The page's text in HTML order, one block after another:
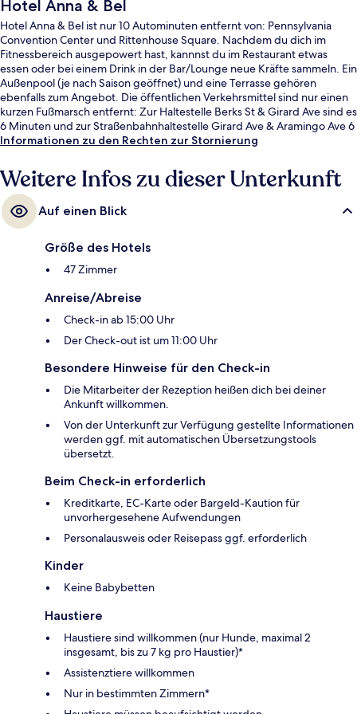
Hotel Anna & Bel
Hotel Anna & Bel ist nur 10 Autominuten entfernt von: Pennsylvania
Convention Center und Rittenhouse Square. Nachdem du dich im
Fitnessbereich ausgepowert hast, kannnst du im Restaurant etwas
essen oder bei einem Drink in der Bar/Lounge neue Kräfte sammeln. Ein
Außenpool (je nach Saison geöffnet) und eine Terrasse gehören
ebenfalls zum Angebot. Die öffentlichen Verkehrsmittel sind nur einen
kurzen Fußmarsch entfernt: Zur Haltestelle Berks St & Girard Ave sind es
6 Minuten und zur Straßenbahnhaltestelle Girard Ave & Aramingo Ave 6
Minuten.
Informationen zu den Rechten zur Stornierung
Weitere Infos zu dieser Unterkunft
Auf einen Blick
Größe des Hotels
47 Zimmer
Anreise/Abreise
Check-in ab 15:00 Uhr
Der Check-out ist um 11:00 Uhr
Besondere Hinweise für den Check-in
Die Mitarbeiter der Rezeption heißen dich bei deiner
Ankunft willkommen.
Von der Unterkunft zur Verfügung gestellte Informationen
werden ggf. mit automatischen Übersetzungstools
übersetzt.
Beim Check-in erforderlich
Kreditkarte, EC-Karte oder Bargeld-Kaution für
unvorhergesehene Aufwendungen
Personalausweis oder Reisepass ggf. erforderlich
Kinder
Keine Babybetten
Haustiere
Haustiere sind willkommen (nur Hunde, maximal 2
insgesamt, bis zu 7 kg pro Haustier)*
Assistenztiere willkommen
Nur in bestimmten Zimmern*